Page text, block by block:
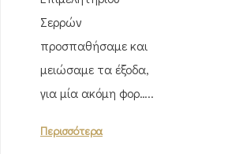
Σερρών
προσπαθήσαμε και
μειώσαμε τα έξοδα,
για μία ακόμη φορ…..
Περισσότερα